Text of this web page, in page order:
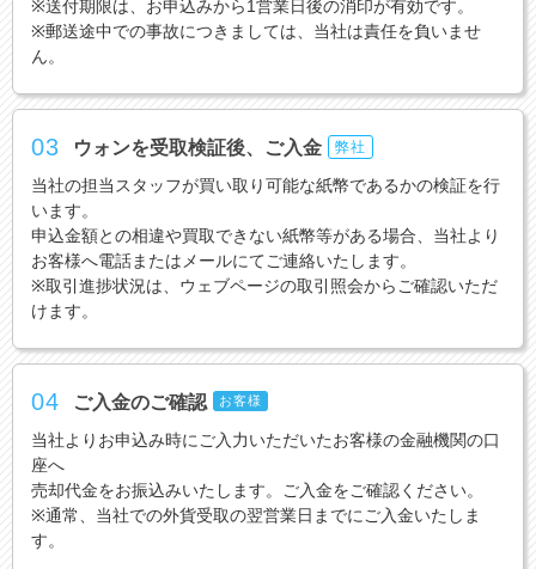
※送付期限は、お申込みから1営業日後の消印が有効です。
※郵送途中での事故につきましては、当社は責任を負いませ
ん。
03 ウォンを受取検証後、ご入金 弊社
当社の担当スタッフが買い取り可能な紙幣であるかの検証を行
います。
申込金額との相違や買取できない紙幣等がある場合、当社より
お客様へ電話またはメールにてご連絡いたします。
※取引進捗状況は、ウェブページの取引照会からご確認いただ
けます。
04 ご入金のご確認 お客様
当社よりお申込み時にご入力いただいたお客様の金融機関の口
座へ
売却代金をお振込みいたします。ご入金をご確認ください。
※通常、当社での外貨受取の翌営業日までにご入金いたしま
す。